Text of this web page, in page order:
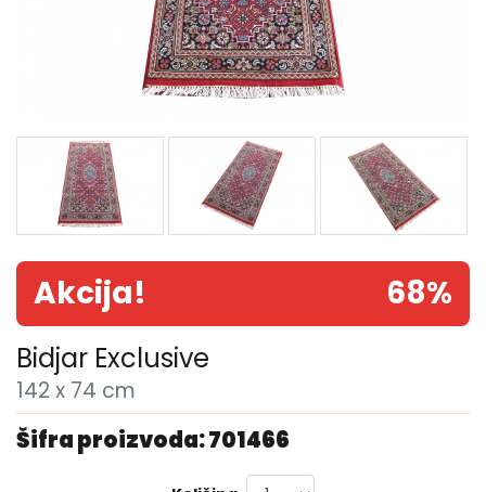
Akcija! 68%
Bidjar Exclusive
142 x 74 cm
Šifra proizvoda: 701466